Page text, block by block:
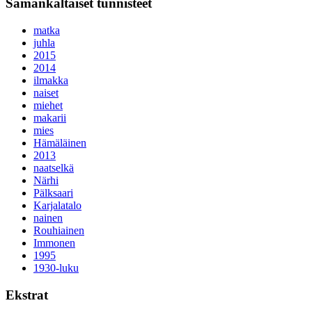
Samankaltaiset tunnisteet
matka
juhla
2015
2014
ilmakka
naiset
miehet
makarii
mies
Hämäläinen
2013
naatselkä
Närhi
Pälksaari
Karjalatalo
nainen
Rouhiainen
Immonen
1995
1930-luku
Ekstrat